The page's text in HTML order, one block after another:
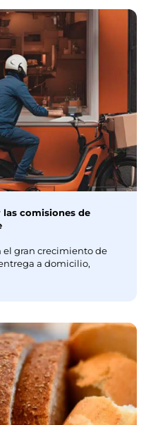
comisiones de
el gran crecimiento de
a domicilio,